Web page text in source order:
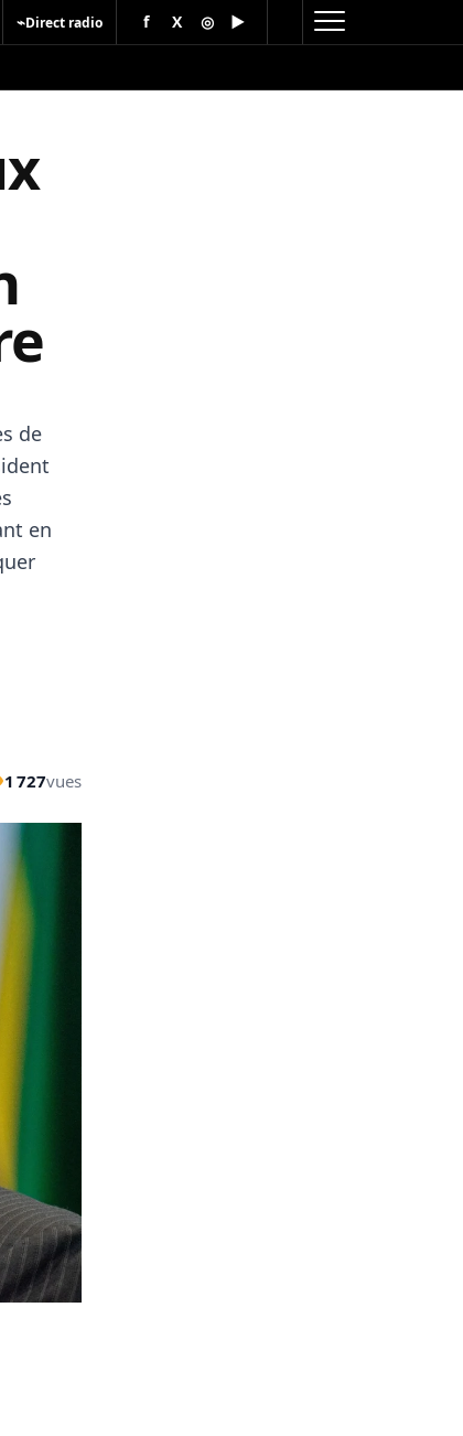
⌁Direct radio f X ◎ ▶
de
en
1 727vues